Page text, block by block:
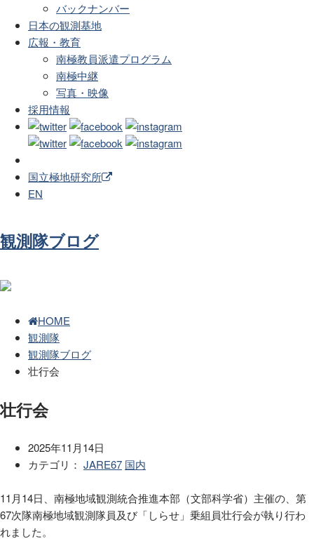
バックナンバー
日本の観測基地
広報・教育
南極教員派遣プログラム
南極中継
写真・映像
採用情報
国立極地研究所
EN
観測隊ブログ
HOME
観測隊
観測隊ブログ
壮行会
壮行会
2025年11月14日
カテゴリ： JARE67 国内
11月14日、南極地域観測統合推進本部（文部科学省）主催の、第
67次隊南極地域観測隊員及び「しらせ」乗組員壮行会が執り行わ
れました。